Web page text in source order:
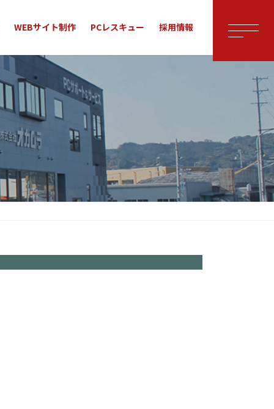
WEBサイト制作 PCレスキュー 採用情報